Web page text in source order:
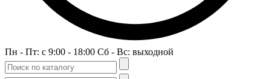
Пн - Пт: c 9:00 - 18:00 Сб - Вс: выходной